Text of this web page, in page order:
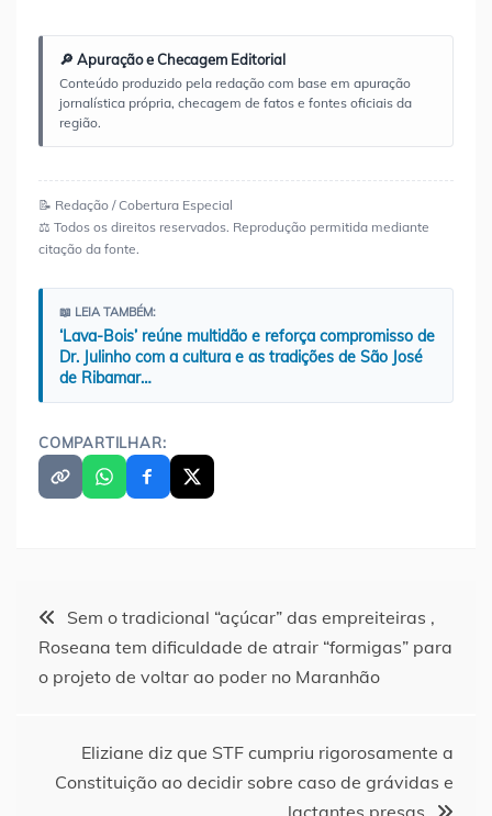
🔎 Apuração e Checagem Editorial
Conteúdo produzido pela redação com base em apuração
jornalística própria, checagem de fatos e fontes oficiais da
região.
📝 Redação / Cobertura Especial
⚖️ Todos os direitos reservados. Reprodução permitida mediante
citação da fonte.
📖 LEIA TAMBÉM:
‘Lava-Bois’ reúne multidão e reforça compromisso de
Dr. Julinho com a cultura e as tradições de São José
de Ribamar…
COMPARTILHAR:
Navegação
de
Sem o tradicional “açúcar” das empreiteiras ,
Roseana tem dificuldade de atrair “formigas” para
o projeto de voltar ao poder no Maranhão
Eliziane diz que STF cumpriu rigorosamente a
Constituição ao decidir sobre caso de grávidas e
lactantes presas